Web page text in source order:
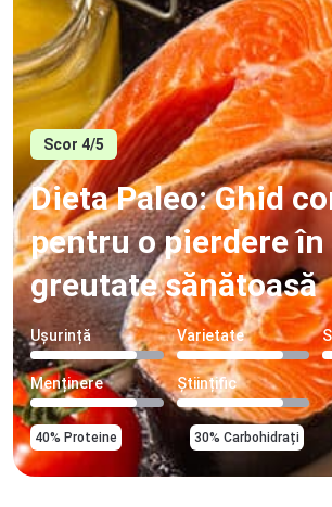
Scor 4/5
Dieta Paleo: Ghid
pentru o pierdere în
greutate sănătoasă
Ușurință Varietate
Menținere Științific
40% Proteine 30% Carbohidrați